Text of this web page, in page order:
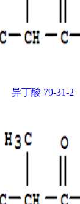
异丁酸 79-31-2